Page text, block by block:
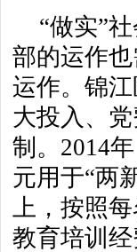
“做实”
部的运作
运作。锦
大投入、
制。2014
元用于“两
上，按照
教育培训